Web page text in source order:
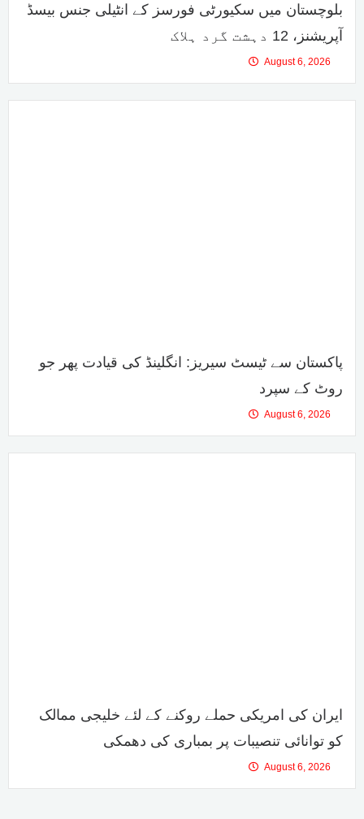
بلوچستان میں سکیورٹی فورسز کے انٹیلی جنس بیسڈ
آپریشنز، 12 دہشت گرد ہلاک
August 6, 2026
پاکستان سے ٹیسٹ سیریز: انگلینڈ کی قیادت پھر جو
روٹ کے سپرد
August 6, 2026
ایران کی امریکی حملے روکنے کے لئے خلیجی ممالک
کو توانائی تنصیبات پر بمباری کی دھمکی
August 6, 2026